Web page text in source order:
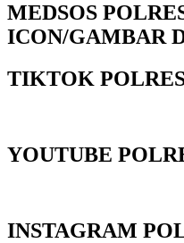
MEDSOS
ICON/GAMBAR
TIKTOK
YOUTUBE
INSTAGRAM